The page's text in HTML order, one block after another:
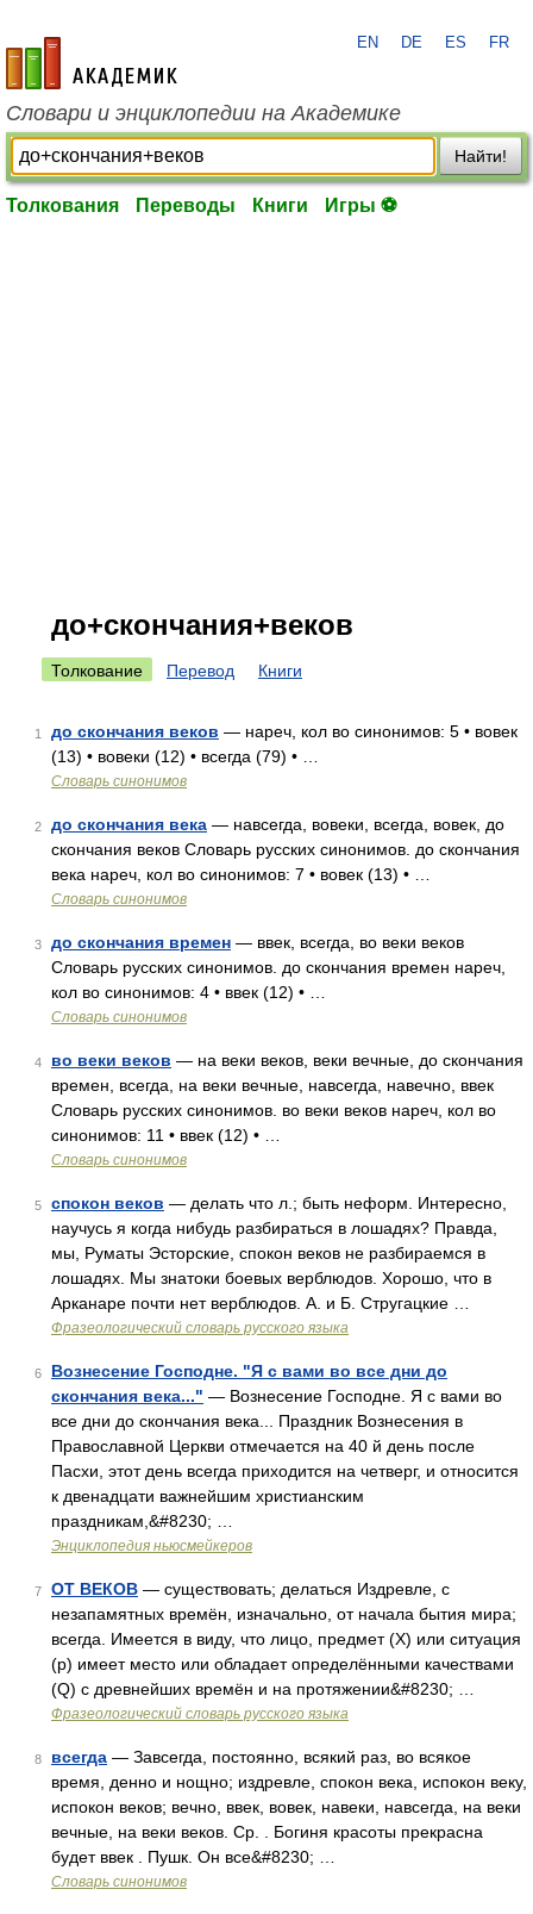
academic.ru
EN DE ES FR
Словари и энциклопедии на Академике
Найти!
Толкования Переводы Книги Игры ⚽
до+скончания+веков
Толкование Перевод Книги
1 до скончания веков — нареч, кол во синонимов: 5 • вовек
(13) • вовеки (12) • всегда (79) • …
Словарь синонимов
2 до скончания века — навсегда, вовеки, всегда, вовек, до
скончания веков Словарь русских синонимов. до скончания
века нареч, кол во синонимов: 7 • вовек (13) • …
Словарь синонимов
3 до скончания времен — ввек, всегда, во веки веков
Словарь русских синонимов. до скончания времен нареч,
кол во синонимов: 4 • ввек (12) • …
Словарь синонимов
4 во веки веков — на веки веков, веки вечные, до скончания
времен, всегда, на веки вечные, навсегда, навечно, ввек
Словарь русских синонимов. во веки веков нареч, кол во
синонимов: 11 • ввек (12) • …
Словарь синонимов
5 спокон веков — делать что л.; быть неформ. Интересно,
научусь я когда нибудь разбираться в лошадях? Правда,
мы, Руматы Эсторские, спокон веков не разбираемся в
лошадях. Мы знатоки боевых верблюдов. Хорошо, что в
Арканаре почти нет верблюдов. А. и Б. Стругацкие …
Фразеологический словарь русского языка
6
Вознесение Господне. "Я с вами во все дни до
скончания века..." — Вознесение Господне. Я с вами во
все дни до скончания века... Праздник Вознесения в
Православной Церкви отмечается на 40 й день после
Пасхи, этот день всегда приходится на четверг, и относится
к двенадцати важнейшим христианским
праздникам,&#8230; …
Энциклопедия ньюсмейкеров
7 ОТ ВЕКОВ — существовать; делаться Издревле, с
незапамятных времён, изначально, от начала бытия мира;
всегда. Имеется в виду, что лицо, предмет (X) или ситуация
(p) имеет место или обладает определёнными качествами
(Q) с древнейших времён и на протяжении&#8230; …
Фразеологический словарь русского языка
8 всегда — Завсегда, постоянно, всякий раз, во всякое
время, денно и нощно; издревле, спокон века, испокон веку,
испокон веков; вечно, ввек, вовек, навеки, навсегда, на веки
вечные, на веки веков. Ср. . Богиня красоты прекрасна
будет ввек . Пушк. Он все&#8230; …
Словарь синонимов